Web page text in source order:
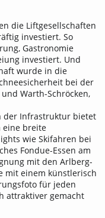
die Liftgesellschaften
investiert. So
Gastronomie
investiert. Und
wurde in die
bei der
Warth-Schröcken,
der Infrastruktur bietet
eine breite
wie Skifahren bei
Fondue-Essen am
mit den Arlberg-
mit einem künstlerisch
für jeden
attraktiver gemacht